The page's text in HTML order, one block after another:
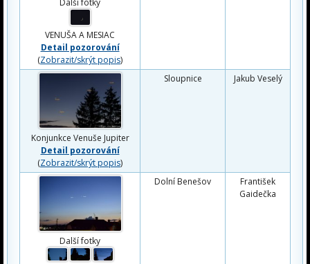
Další fotky
VENUŠA A MESIAC
Detail pozorování
(Zobrazit/skrýt popis)
Konjunkce Venuše Jupiter
Detail pozorování
(Zobrazit/skrýt popis)
Sloupnice Jakub Veselý
Další fotky
Dolní Benešov
František
Gaidečka